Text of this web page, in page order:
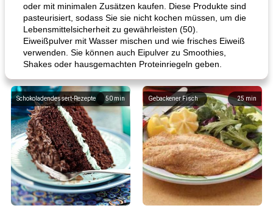
oder mit minimalen Zusätzen kaufen. Diese Produkte sind
pasteurisiert, sodass Sie sie nicht kochen müssen, um die
Lebensmittelsicherheit zu gewährleisten (50).
Eiweißpulver mit Wasser mischen und wie frisches Eiweiß
verwenden. Sie können auch Eipulver zu Smoothies,
Shakes oder hausgemachten Proteinriegeln geben.
50 min
Schokoladendessert-Rezepte 25 min
Gebackener Fisch